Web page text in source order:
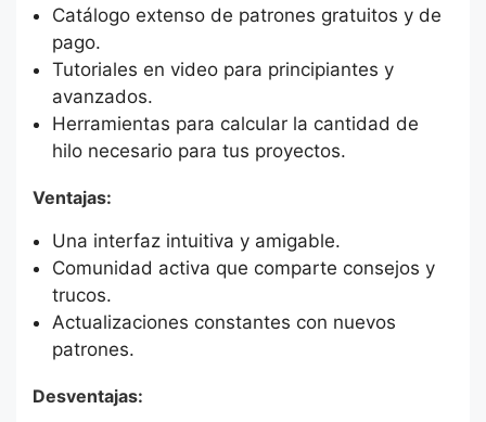
Catálogo extenso de patrones gratuitos y de
pago.
Tutoriales en video para principiantes y
avanzados.
Herramientas para calcular la cantidad de
hilo necesario para tus proyectos.
Ventajas:
Una interfaz intuitiva y amigable.
Comunidad activa que comparte consejos y
trucos.
Actualizaciones constantes con nuevos
patrones.
Desventajas: